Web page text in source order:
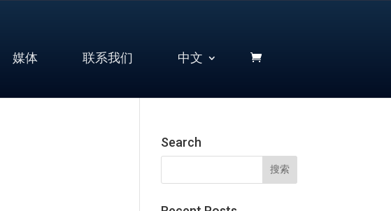
媒体 联系我们 中文
Search
搜